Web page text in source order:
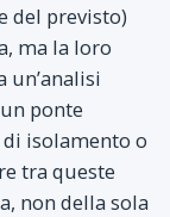
del previsto)
ma la loro
un’analisi
ponte
isolamento o
tra queste
non della sola